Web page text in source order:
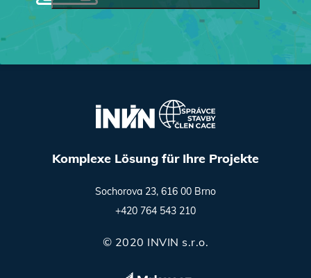
Komplexe Lösung für Ihre Projekte
Sochorova 23, 616 00 Brno
+420 764 543 210
© 2020 INVIN s.r.o.